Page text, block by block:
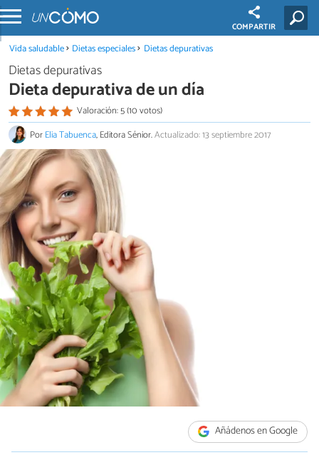
COMPARTIR
Vida saludable Dietas especiales Dietas depurativas
Dietas depurativas
Dieta depurativa de un día
Valoración: 5 (10 votos)
PorElia Tabuenca, Editora Sénior.Actualizado: 13 septiembre 2017
Añádenos en Google